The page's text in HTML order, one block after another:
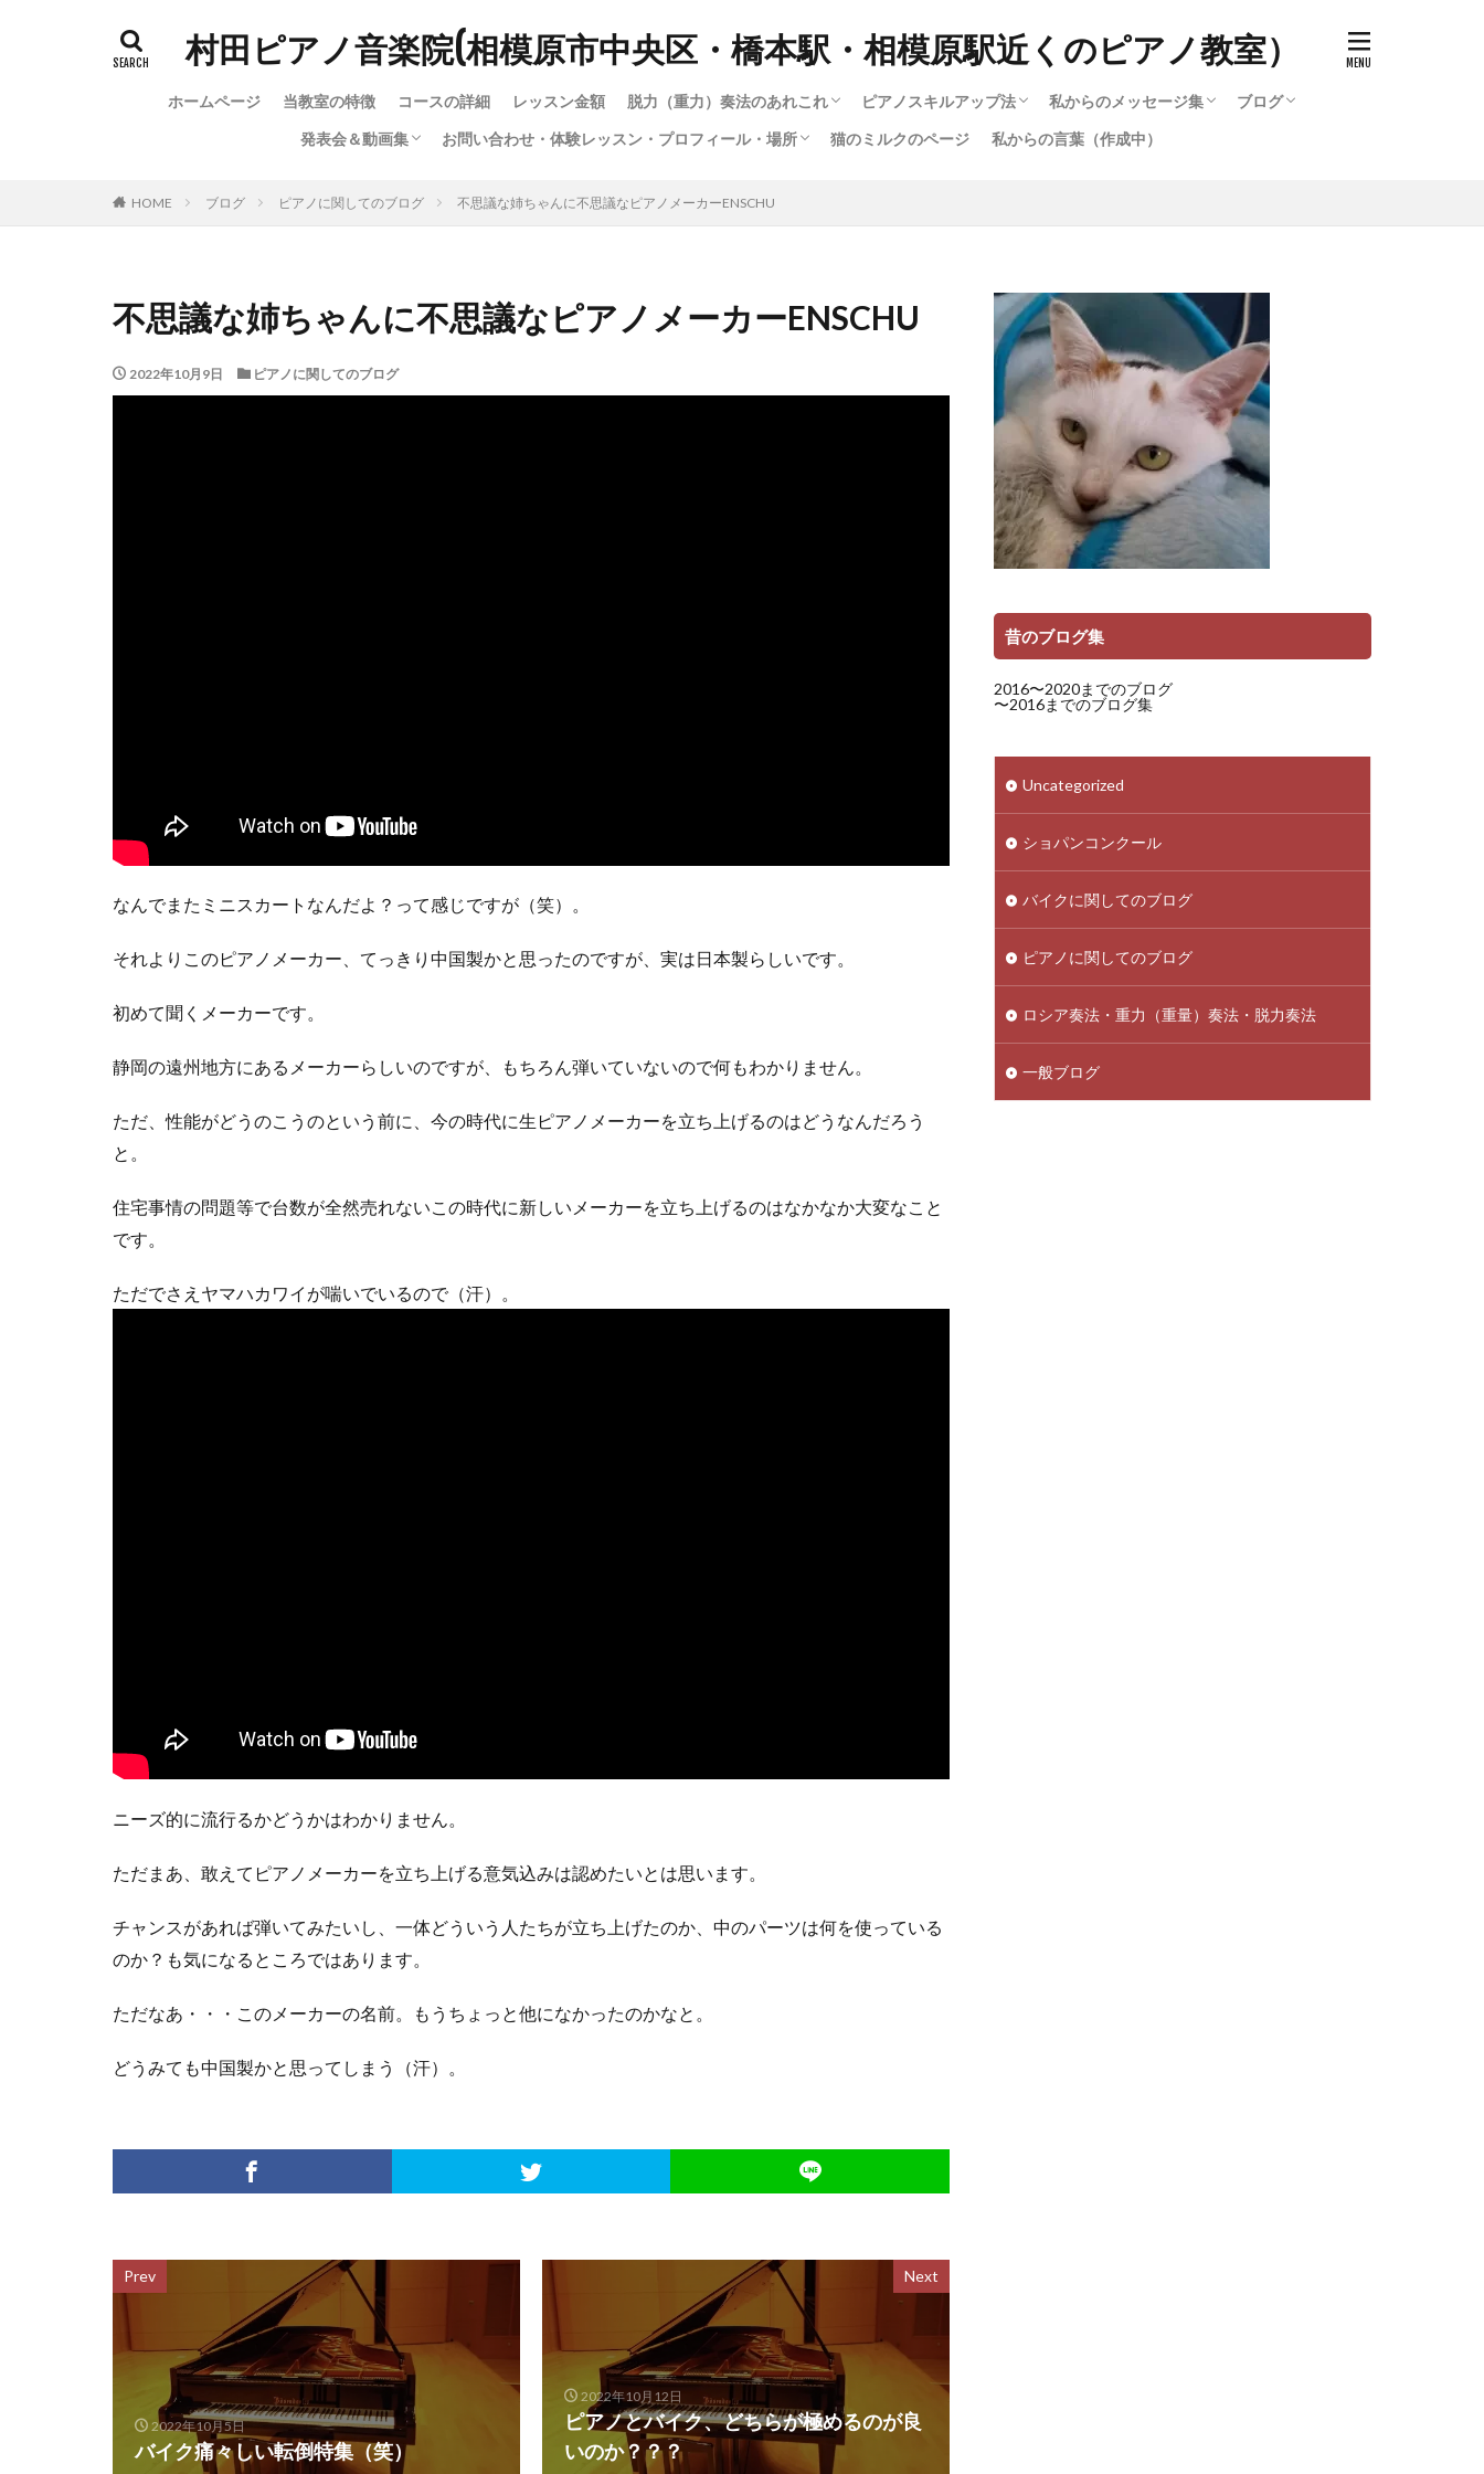
村田ピアノ音楽院(相模原市中央区・橋本駅・相模原駅近くのピアノ教室）
ホームページ 当教室の特徴 コースの詳細 レッスン金額 脱力（重力）奏法のあれこれ
脱力奏法(重量・重力奏法）スピード講座
動画で脱力・重力・重量奏法スピード講座！
もっとわかる！脱力・重力・重量奏法講座
ハノンで習得する脱力・重量（重力）奏法
ロシア奏法と重量奏法は何が違う？
ピアノスキルアップ法
多彩な音色（タッチ）の作り方
1.ピアノの構造で知る音色（タッチ）の変化
12.指は立てるのと寝かすのとどう違うのか
大人のためのスキルアップ法
子供スキルアップ法
楽譜出版会社の選び方
ショパンエチュード・他・テクニック攻略法
楽譜出版会社の選び方2
暗譜の極意技（作成中）
さまざまな曲のテクニック攻略法
youtubeによるピアノ講座いろいろ
ハノンで習得する脱力・重量（重力）奏法
ジストニア・腱鞘炎・筋肉痛を治す方法（作
暗譜の極意技（作成中）
私からのメッセージ集
私からのメッセージ集
メッセージ集のバックナンバー（1996〜
ブログ
発表会＆動画集 お問い合わせ・体験レッスン・プロフィール・場所 猫のミルクのページ 私からの言葉（作成中）
HOME ブログ ピアノに関してのブログ 不思議な姉ちゃんに不思議なピアノメーカーENSCHU
不思議な姉ちゃんに不思議なピアノメーカーENSCHU
2022年10月9日 ピアノに関してのブログ
なんでまたミニスカートなんだよ？って感じですが（笑）。
それよりこのピアノメーカー、てっきり中国製かと思ったのですが、実は日本製らしいです。
初めて聞くメーカーです。
静岡の遠州地方にあるメーカーらしいのですが、もちろん弾いていないので何もわかりません。
ただ、性能がどうのこうのという前に、今の時代に生ピアノメーカーを立ち上げるのはどうなんだろう
と。
住宅事情の問題等で台数が全然売れないこの時代に新しいメーカーを立ち上げるのはなかなか大変なこと
です。
ただでさえヤマハカワイが喘いでいるので（汗）。
ニーズ的に流行るかどうかはわかりません。
ただまあ、敢えてピアノメーカーを立ち上げる意気込みは認めたいとは思います。
チャンスがあれば弾いてみたいし、一体どういう人たちが立ち上げたのか、中のパーツは何を使っている
のか？も気になるところではあります。
ただなあ・・・このメーカーの名前。もうちょっと他になかったのかなと。
どうみても中国製かと思ってしまう（汗）。
Prev
2022年10月5日
バイク痛々しい転倒特集（笑）
Next
2022年10月12日
ピアノとバイク、どちらが極めるのが良
いのか？？？
昔のブログ集
2016〜2020までのブログ
〜2016までのブログ集
Uncategorized
ショパンコンクール
バイクに関してのブログ
ピアノに関してのブログ
ロシア奏法・重力（重量）奏法・脱力奏法
一般ブログ